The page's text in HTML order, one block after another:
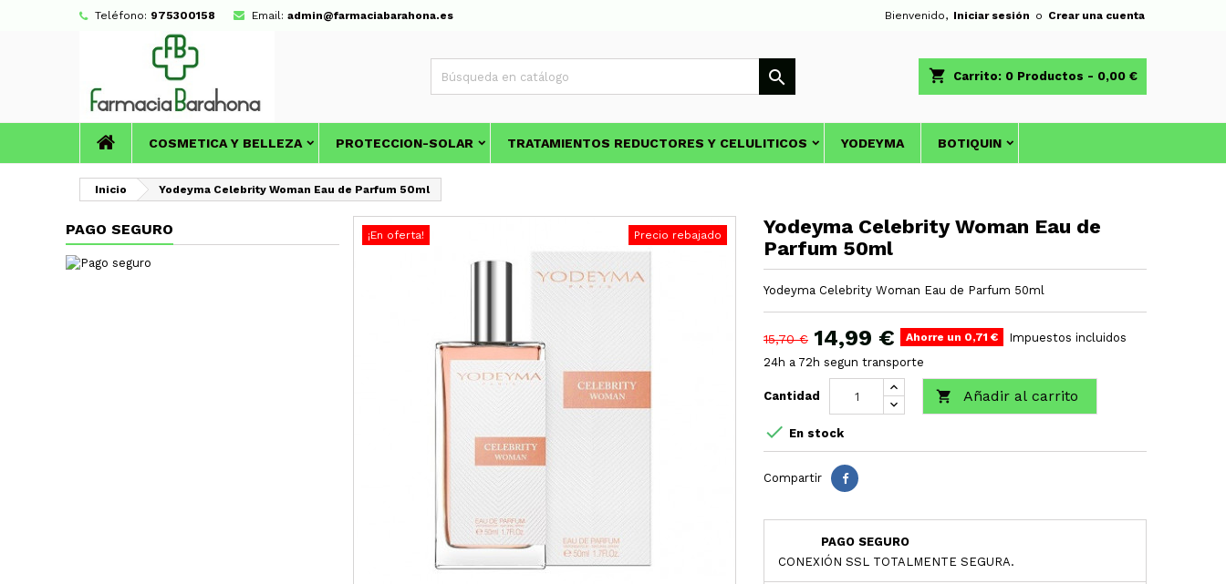
Teléfono: 975300158 Email: admin@farmaciabarahona.es Bienvenido, Iniciar sesión o Crear una cuenta
shopping_cart Carrito: 0 Productos - 0,00 €

COSMETICA Y BELLEZA PROTECCION-SOLAR TRATAMIENTOS REDUCTORES Y CELULITICOS YODEYMA BOTIQUIN
Inicio Yodeyma Celebrity Woman Eau de Parfum 50ml
PAGO SEGURO ¡En oferta! Precio rebajado
Yodeyma Celebrity Woman Eau de
Parfum 50ml
Yodeyma Celebrity Woman Eau de Parfum 50ml
15,70 € 14,99 € Ahorre un 0,71 €
Impuestos incluidos
24h a 72h segun transporte
Cantidad  Añadir al carrito
 En stock
Compartir
PAGO SEGURO
CONEXIÓN SSL TOTALMENTE SEGURA.